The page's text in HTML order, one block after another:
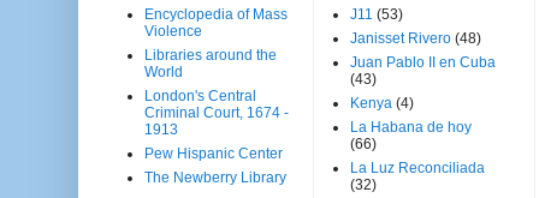
Encyclopedia of Mass
Violence
Libraries around the
World
London's Central
Criminal Court, 1674 -
1913
Pew Hispanic Center
The Newberry Library
J11 (53)
Janisset Rivero (48)
Juan Pablo II en Cuba
(43)
Kenya (4)
La Habana de hoy
(66)
La Luz Reconciliada
(32)